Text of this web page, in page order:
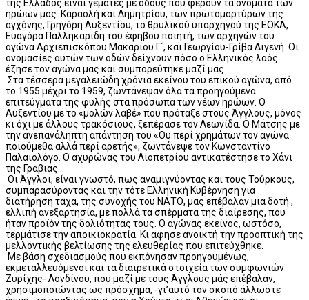
της Ελλάδος είναι γεμάτες με οδούς που φέρουν τα ονόματα των
ηρώωv μας: Καραολή και Δημητρίου, των πρωτομαρτύρων της
αγχόνης, Γρηγόρη Αυξεντίου, το θρυλικού υπαρχηγού της ΕΟΚΑ,
Ευαγόρα Παλληκαρίδη του έφηβου ποιητή, των αρχηγών του
αγώνα Αρχιεπισκόπου Μακαρίου Γ΄, και Γεωργίου-Γρίβα Διγενή. Οι
ονομασίες αυτών των οδών δείχνουν πόσο ο Ελληνικός λαός
έζησε τον αγώνα μας και συμπορεύτηκε μαζί μας.
Στα τέσσερα μεγαλειώδη χρόνια εκείνου του επικού αγώνα, από
το 1955 μέχρι το 1959, ζωντάνεψαν όλα τα προηγούμενα
επιτεύγματα της φυλής στα πρόσωπα των νέων ηρώων. Ο
Αυξεντίου με το «μολών λαβέ» που πρόταξε στους Άγγλους, μόνος
κι όχι με άλλους τρακόσιους, ξεπέρασε τον Λεωνίδα. Ο Μάτσης με
την ανεπανάληπτη απάντηση του «Ου περί χρημάτων τον αγώνα
ποιούμεθα αλλά περί αρετής», ζωντάνεψε τον Κωνσταντίνο
Παλαιολόγο. Ο αχυρώνας του Λιοπετρίου αντικατέστησε το Χάνι
της Γραβιάς…
Οι Άγγλοι, είναι γνωστό, πως αναμιγνύοντας και τους Τούρκους,
συμπαρασύροντας και την τότε Ελληνική Κυβέρνηση για
διατήρηση τάχα, της συνοχής του ΝΑΤΟ, μας επέβαλαν μια δοτή ,
ελλιπή ανεξαρτησία, με πολλά τα σπέρματα της διαίρεσης, που
ήταν προϊόν της δολιότητάς τους. Ο αγώνας εκείνος, ωστόσο,
τερμάτισε την αποικιοκρατία. Κι άφησε ανοικτή την προοπτική της
μελλοντικής βελτίωσης της ελευθερίας που επιτεύχθηκε.
Με βάση σχεδιασμούς που εκπόνησαν προηγουμένως,
εκμεταλλευόμενοι και τα διαιρετικά στοιχεία των συμφωνιών
Ζυρίχης- Λονδίνου, που μαζί με τους Άγγλους μάς επέβαλαν,
χρησιμοποιώντας ως πρόσχημα, -γι’αυτό τον σκοπό άλλωστε